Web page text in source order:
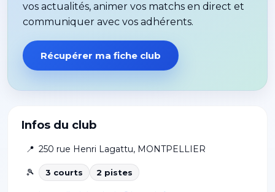
Infos du club
📍 250 rue Henri Lagattu, MONTPELLIER
🎾 3 courts 2 pistes
vos actualités, animer vos matchs en direct et
communiquer avec vos adhérents.
Récupérer ma fiche club